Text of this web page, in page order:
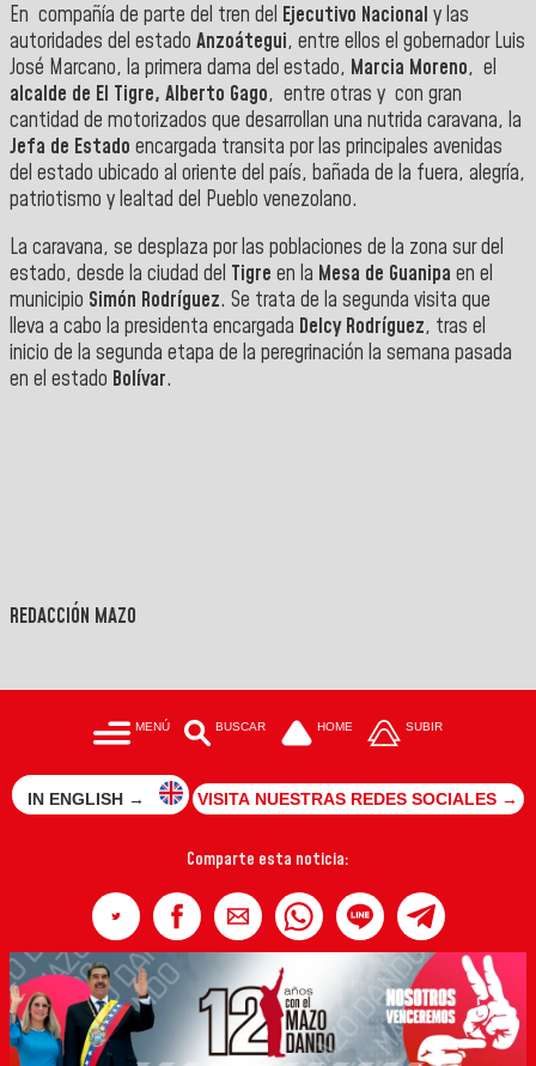
En compañía de parte del tren del Ejecutivo Nacional y las
autoridades del estado Anzoátegui, entre ellos el gobernador Luis
José Marcano, la primera dama del estado, Marcia Moreno, el
alcalde de El Tigre, Alberto Gago, entre otras y con gran
cantidad de motorizados que desarrollan una nutrida caravana, la
Jefa de Estado encargada transita por las principales avenidas
del estado ubicado al oriente del país, bañada de la fuera, alegría,
patriotismo y lealtad del Pueblo venezolano.
La caravana, se desplaza por las poblaciones de la zona sur del
estado, desde la ciudad del Tigre en la Mesa de Guanipa en el
municipio Simón Rodríguez. Se trata de la segunda visita que
lleva a cabo la presidenta encargada Delcy Rodríguez, tras el
inicio de la segunda etapa de la peregrinación la semana pasada
en el estado Bolívar.
REDACCIÓN MAZO
MENÚ BUSCAR HOME SUBIR
IN ENGLISH → VISITA NUESTRAS REDES SOCIALES →
Comparte esta noticia: